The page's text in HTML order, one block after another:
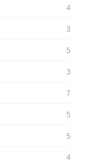
4
3
5
3
7
5
5
4